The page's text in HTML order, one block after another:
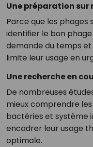
Une préparation sur
Parce que les phages
identifier le bon
demande du temps
limite leur usage en
Une recherche en
De nombreuses
mieux comprendre
bactéries et système
encadrer leur usage
optimale.